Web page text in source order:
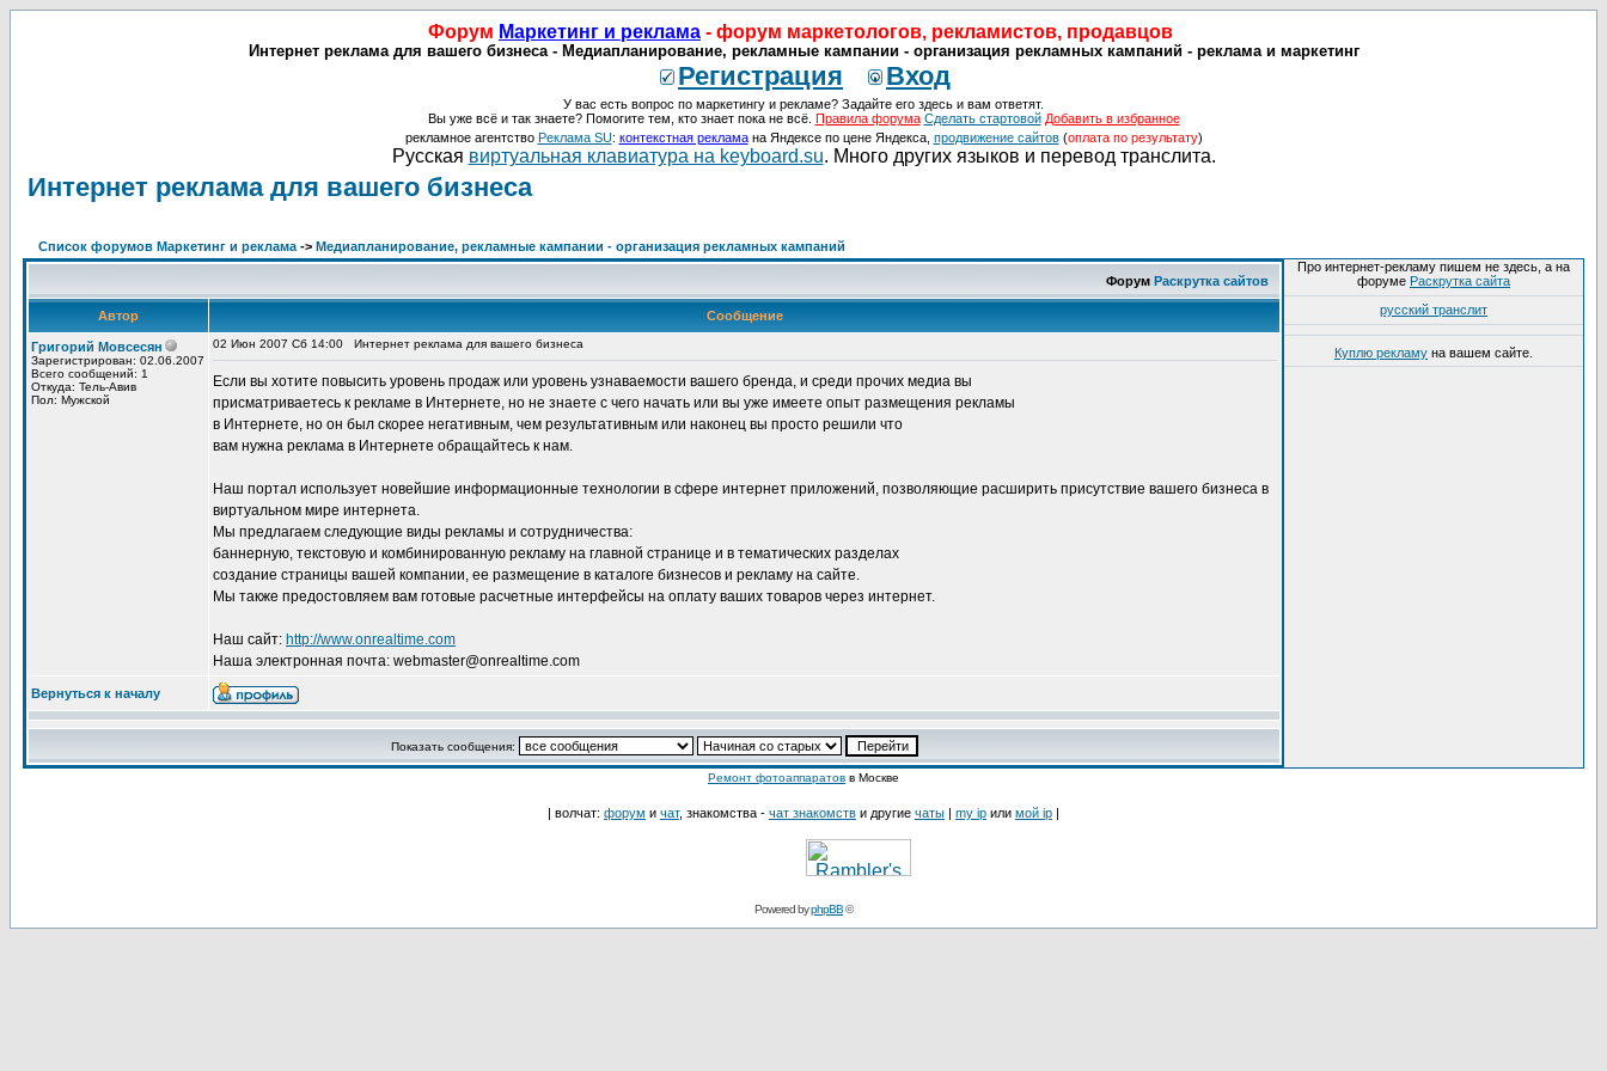
Форум Маркетинг и реклама - форум маркетологов, рекламистов, продавцов
Интернет реклама для вашего бизнеса - Медиапланирование, рекламные кампании - организация рекламных кампаний - реклама и маркетинг
Регистрация Вход
У вас есть вопрос по маркетингу и рекламе? Задайте его здесь и вам ответят.
Вы уже всё и так знаете? Помогите тем, кто знает пока не всё. Правила форума Сделать стартовой Добавить в избранное
рекламное агентство Реклама SU: контекстная рекламана Яндексе по цене Яндекса, продвижение сайтов(оплата по результату)
Русская виртуальная клавиатура на keyboard.su. Много других языков и перевод транслита.
Интернет реклама для вашего бизнеса
Список форумов Маркетинг и реклама -> Медиапланирование, рекламные кампании - организация рекламных кампаний
Форум Раскрутка сайтов
Автор Сообщение
Григорий Мовсесян
Зарегистрирован: 02.06.2007
Всего сообщений: 1
Откуда: Тель-Авив
Пол: Мужской
02 Июн 2007 Сб 14:00 Интернет реклама для вашего бизнеса
Если вы хотите повысить уровень продаж или уровень узнаваемости вашего бренда, и среди прочих медиа вы
присматриваетесь к рекламе в Интернете, но не знаете с чего начать или вы уже имеете опыт размещения рекламы
в Интернете, но он был скорее негативным, чем результативным или наконец вы просто решили что
вам нужна реклама в Интернете обращайтесь к нам.
Наш портал использует новейшие информационные технологии в сфере интернет приложений, позволяющие расширить присутствие вашего бизнеса в
виртуальном мире интернета.
Мы предлагаем следующие виды рекламы и сотрудничества:
баннерную, текстовую и комбинированную рекламу на главной странице и в тематических разделах
создание страницы вашей компании, ее размещение в каталоге бизнесов и рекламу на сайте.
Мы также предостовляем вам готовые расчетные интерфейсы на оплату ваших товаров через интернет.
Наш сайт: http://www.onrealtime.com
Наша электронная почта: webmaster@onrealtime.com
Вернуться к началу
Показать сообщения:
Про интернет-рекламу пишем не здесь, а на
форуме Раскрутка сайта
русский транслит
Куплю рекламу на вашем сайте.
Ремонт фотоаппаратов в Москве
| волчат: форум и чат, знакомства - чат знакомств и другие чаты | my ip или мой ip |
Powered byphpBB©